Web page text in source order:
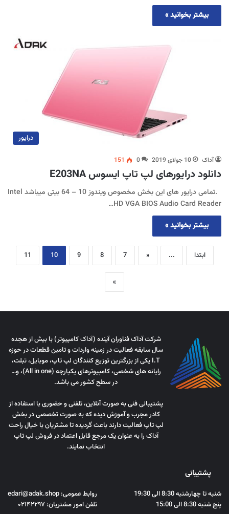
بیشتر بخوانید »
درایور
آداک 10 جولای 2019 0
151
دانلود درایورهای لپ تاپ ایسوس E203NA
.تمامی درایور های این بخش مخصوص ویندوز 10 – 64 بیتی میباشد Intel
HD VGA BIOS Audio Card Reader…
بیشتر بخوانید »
ابتدا ...
«
7
8
9
10
11
»
شرکت آداک فناوران آینده (آداک کامپیوتر) با بیش از هجده
سال سابقه فعالیت در زمینه واردات و تامین قطعات در حوزه
I.T یکی از بزرگترین توزیع کنندگان لپ تاپ، موبایل، تبلت،
رایانه های شخصی، کامپیوترهای یکپارچه (All in one)، و…
در سطح کشور می باشد.
پشتیبانی فنی به صورت آنلاین، تلفنی و حضوری با استفاده از
کادر مجرب و آموزش دیده که به صورت تخصصی در بخش
لپ تاپ فعالیت دارند باعث گردیده تا مشتریان با خیال راحت
آداک را به عنوان یک مرجع قابل اعتماد در فروش لپ تاپ
انتخاب نمایند.
پشتیبانی
شنبه تا چهارشنبه 8:30 الی 19:30
پنج شنبه 8:30 الی 15:00
روابط عمومی: edari@adak.shop
تلفن امور مشتریان: ۰۲۱۴۲۲۹۷